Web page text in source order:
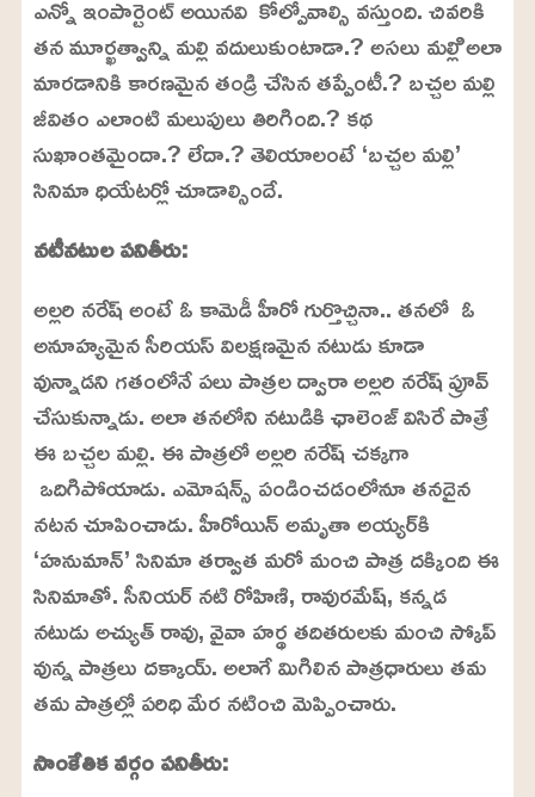
ఎన్నో ఇంపార్టెంట్ అయినవి కోల్పోవాల్సి వస్తుంది. చివరికి
తన మూర్ఖత్వాన్ని మల్లి వదులుకుంటాడా.? అసలు మల్లిి అలా
మారడానికి కారణమైన తండ్రి చేసిన తప్పేంటీ.? బచ్చల మల్లి
జీవితం ఎలాంటి మలుపులు తిరిగింది.? కథ
సుఖాంతమైందా.? లేదా.? తెలియాలంటే ‘బచ్చల మల్లి’
సినిమా ధియేటర్లో చూడాల్సిందే.
నటీనటుల పనితీరు:
అల్లరి నరేష్ అంటే ఓ కామెడీ హీరో గుర్తొచ్చినా.. తనలో ఓ
అనూహ్యమైన సీరియస్ విలక్షణమైన నటుడు కూడా
వున్నాడని గతంలోనే పలు పాత్రల ద్వారా అల్లరి నరేష్ ప్రూవ్
చేసుకున్నాడు. అలా తనలోని నటుడికి ఛాలెంజ్ విసిరే పాత్రే
ఈ బచ్చల మల్లి. ఈ పాత్రలో అల్లరి నరేష్ చక్కగా
ఒదిగిపోయాడు. ఎమోషన్స్ పండించడంలోనూ తనదైన
నటన చూపించాడు. హీరోయిన్ అమృతా అయ్యర్‌కి
‘హనుమాన్’ సినిమా తర్వాత మరో మంచి పాత్ర దక్కింది ఈ
సినిమాతో. సీనియర్ నటి రోహిణి, రావురమేష్, కన్నడ
నటుడు అచ్యుత్ రావు, వైవా హర్థ తదితరులకు మంచి స్కోప్
వున్న పాత్రలు దక్కాయ్. అలాగే మిగిలిన పాత్రధారులు తమ
తమ పాత్రల్లో పరిధి మేర నటించి మెప్పించారు.
సాంకేతిక వర్గం పనితీరు: